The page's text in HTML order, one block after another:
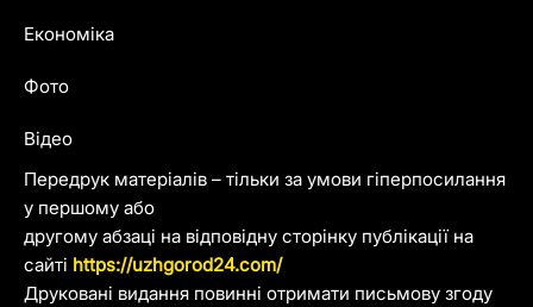
Передрук матеріалів – тільки за умови гіперпосилання
у першому або
другому абзаці на відповідну сторінку публікації на
сайті https://uzhgorod24.com/
Друковані видання повинні отримати письмову згоду
Економіка
Фото
Відео